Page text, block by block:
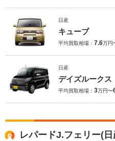
日産
キューブ
平均買取相場： 7.6万円
日産
デイズルークス
平均買取相場： 3万円〜
レパードJ.フェリー(